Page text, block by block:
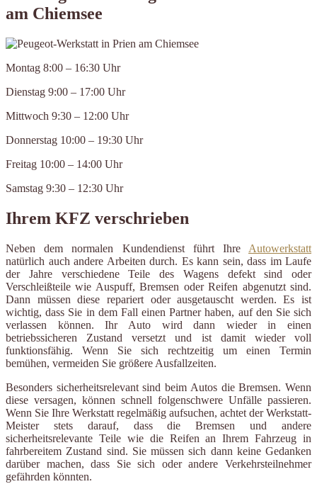
am Chiemsee
Montag 8:00 – 16:30 Uhr
Dienstag 9:00 – 17:00 Uhr
Mittwoch 9:30 – 12:00 Uhr
Donnerstag 10:00 – 19:30 Uhr
Freitag 10:00 – 14:00 Uhr
Samstag 9:30 – 12:30 Uhr
Ihrem KFZ verschrieben
Neben dem normalen Kundendienst führt Ihre Autowerkstatt
natürlich auch andere Arbeiten durch. Es kann sein, dass im Laufe
der Jahre verschiedene Teile des Wagens defekt sind oder
Verschleißteile wie Auspuff, Bremsen oder Reifen abgenutzt sind.
Dann müssen diese repariert oder ausgetauscht werden. Es ist
wichtig, dass Sie in dem Fall einen Partner haben, auf den Sie sich
verlassen können. Ihr Auto wird dann wieder in einen
betriebssicheren Zustand versetzt und ist damit wieder voll
funktionsfähig. Wenn Sie sich rechtzeitig um einen Termin
bemühen, vermeiden Sie größere Ausfallzeiten.
Besonders sicherheitsrelevant sind beim Autos die Bremsen. Wenn
diese versagen, können schnell folgenschwere Unfälle passieren.
Wenn Sie Ihre Werkstatt regelmäßig aufsuchen, achtet der Werkstatt-
Meister stets darauf, dass die Bremsen und andere
sicherheitsrelevante Teile wie die Reifen an Ihrem Fahrzeug in
fahrbereitem Zustand sind. Sie müssen sich dann keine Gedanken
darüber machen, dass Sie sich oder andere Verkehrsteilnehmer
gefährden könnten.